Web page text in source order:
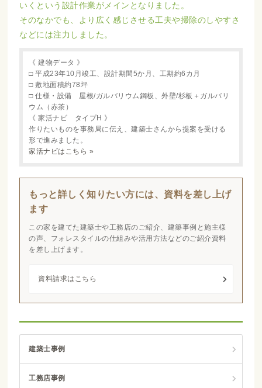
いくという設計作業がメインとなりました。
そのなかでも、より広く感じさせる工夫や掃除のしやすさ
などには注力しました。
《 建物データ 》
□ 平成23年10月竣工、設計期間5か月、工期約6カ月
□ 敷地面積約78坪
□ 仕様・設備 屋根/ガルバリウム鋼板、外壁/杉板＋ガルバリ
ウム（赤茶）
《 家活ナビ タイプH 》
作りたいものを事務局に伝え、建築士さんから提案を受ける
形で進みました。
家活ナビはこちら »
もっと詳しく知りたい方には、資料を差し上げ
ます
この家を建てた建築士や工務店のご紹介、建築事例と施主様
の声、フォレスタイルの仕組みや活用方法などのご紹介資料
を差し上げます。
資料請求はこちら
建築士事例
工務店事例